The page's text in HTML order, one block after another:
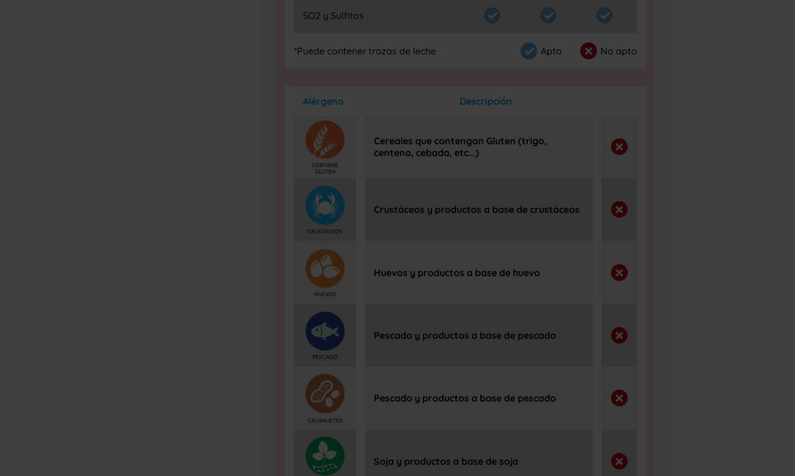
SO2 y Sulfitos
*Puede contener trazas de leche Apto No apto
Alérgeno Descripción
Cereales que contengan Gluten (trigo,
centeno, cebada, etc...)
Crustáceos y productos a base de crustáceos
Huevos y productos a base de huevo
Pescado y productos a base de pescado
Pescado y productos a base de pescado
Soja y productos a base de soja